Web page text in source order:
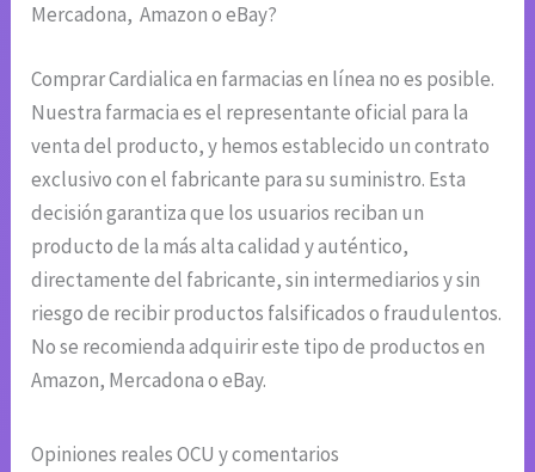
Mercadona, Amazon o eBay?
Comprar Cardialica en farmacias en línea no es posible.
Nuestra farmacia es el representante oficial para la
venta del producto, y hemos establecido un contrato
exclusivo con el fabricante para su suministro. Esta
decisión garantiza que los usuarios reciban un
producto de la más alta calidad y auténtico,
directamente del fabricante, sin intermediarios y sin
riesgo de recibir productos falsificados o fraudulentos.
No se recomienda adquirir este tipo de productos en
Amazon, Mercadona o eBay.
Opiniones reales OCU y comentarios